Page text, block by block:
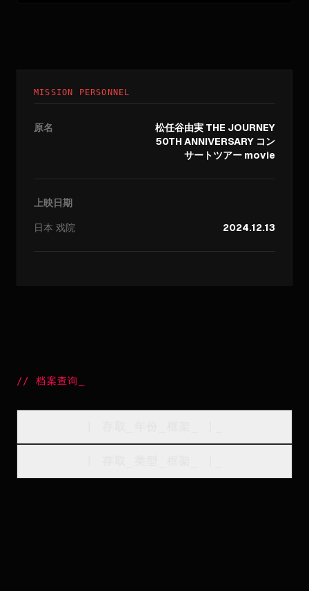
MISSION PERSONNEL
原名
松任谷由実 THE JOURNEY
50TH ANNIVERSARY コン
サートツアー movie
上映日期
日本 戏院 2024.12.13
//档案查询